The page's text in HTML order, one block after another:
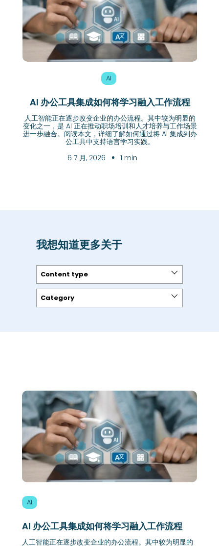
AI
AI 办公工具集成如何将学习融入工作流程
人工智能正在逐步改变企业的办公流程。其中较为明显的
变化之一，是 AI 正在推动职场培训和人才培养与工作场景
进一步融合。阅读本文，详细了解如何通过将 AI 集成到办
公工具中支持语言学习实践。
6 7 月, 2026
1 min
我想知道更多关于
Content type
Category
AI
AI 办公工具集成如何将学习融入工作流程
人工智能正在逐步改变企业的办公流程。其中较为明显的